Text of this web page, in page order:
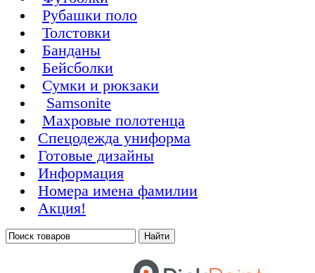
Рубашки поло
Толстовки
Банданы
Бейсболки
Сумки и рюкзаки
Samsonite
Махровые полотенца
Cпецодежда униформа
Готовые дизайны
Информация
Номера имена фамилии
Акция!